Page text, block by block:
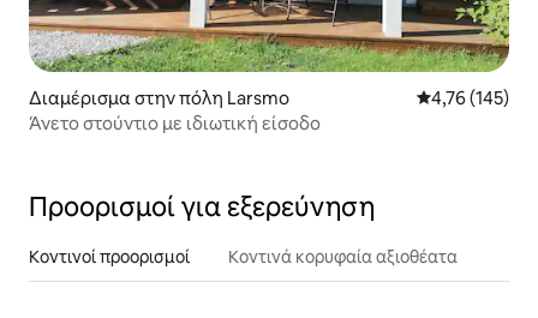
Διαμέρισμα στην πόλη Larsmo Μέση
4,76 (145)
Άνετο στούντιο με ιδιωτική είσοδο
Προορισμοί για εξερεύνηση
Κοντινοί προορισμοί Κοντινά κορυφαία αξιοθέατα